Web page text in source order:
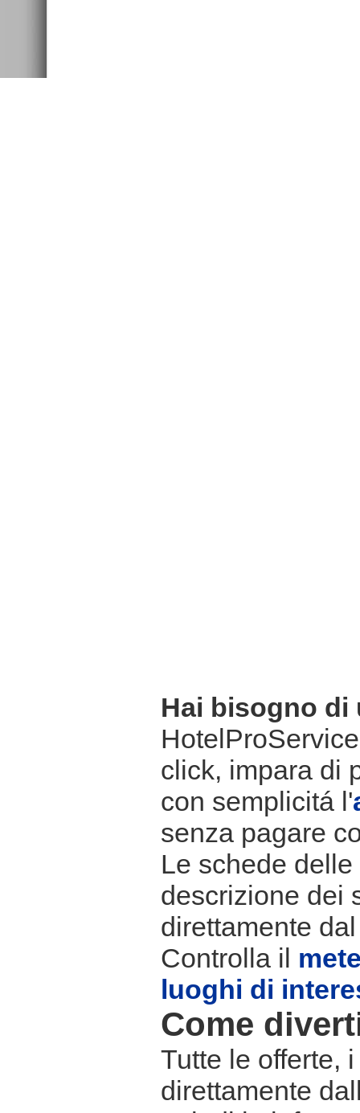
Hai bisogno di
click, impara di
con semplicitá l'
senza pagare
Le schede
descrizione dei
direttamente
Controlla il
luoghi di
Come
Tutte le offerte,
direttamente